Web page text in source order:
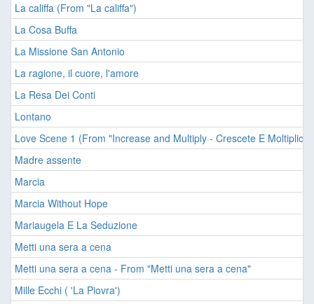
La califfa (From "La califfa")
La Cosa Buffa
La Missione San Antonio
La ragione, il cuore, l'amore
La Resa Dei Conti
Lontano
Love Scene 1 (From "Increase and Multiply - Crescete E
Madre assente
Marcia
Marcia Without Hope
Mariaugela E La Seduzione
Metti una sera a cena
Metti una sera a cena - From "Metti una sera a cena"
Mille Ecchi ( 'La Piovra')